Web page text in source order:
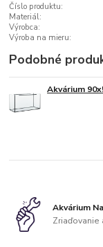
Číslo produktu:
Materiál:
Výrobca:
Výroba na mieru:
Podobné
Akvárium
Akvárium
Zriaďovanie